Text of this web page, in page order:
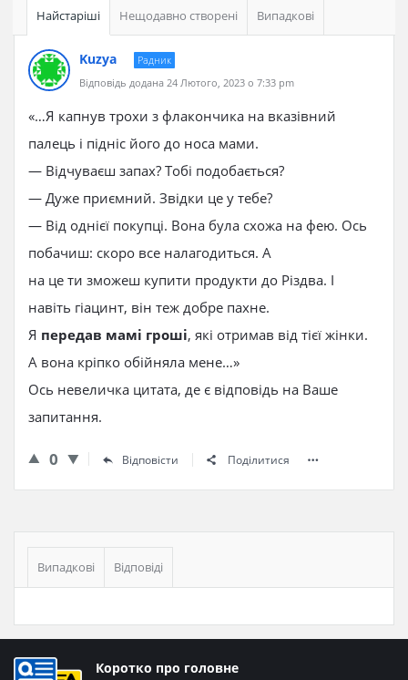
Найстаріші Нещодавно створені Випадкові
Kuzya
Радник
Відповідь додана 24 Лютого, 2023 о 7:33 pm
«…Я капнув трохи з флакончика на вказівний
палець і підніс його до носа мами.
— Відчуваєш запах? Тобі подобається?
— Дуже приємний. Звідки це у тебе?
— Від однієї покупці. Вона була схожа на фею. Ось
побачиш: скоро все налагодиться. А
на це ти зможеш купити продукти до Різдва. І
навіть гіацинт, він теж добре пахне.
Я передав мамі гроші, які отримав від тієї жінки.
А вона кріпко обійняла мене…»
Ось невеличка цитата, де є відповідь на Ваше
запитання.
0 Відповісти Поділитися
Бічна
панель
Випадкові Відповіді
Нижній
Коротко про головне